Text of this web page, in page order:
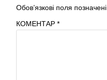
Обов’язкові поля позначені
КОМЕНТАР *